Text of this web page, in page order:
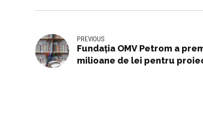
PREVIOUS
Fundaţia OMV Petrom a
milioane de lei pentru